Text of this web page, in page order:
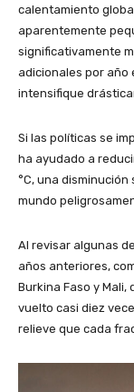
calentamiento
aparentemente
significativamente
adicionales por año
intensifique
Si las políticas se
ha ayudado a
°C, una
mundo
Al revisar algunas
años anteriores,
Burkina Faso y
vuelto casi diez
relieve que cada